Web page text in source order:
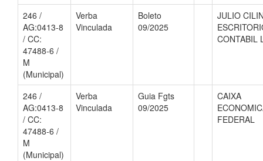
246 /
AG:0413-8
/ CC:
47488-6 /
M
(Municipal)
Verba
Vinculada
Boleto
09/2025
JULIO
CONTABIL
246 /
AG:0413-8
/ CC:
47488-6 /
M
(Municipal)
Verba
Vinculada
Guia Fgts
09/2025
CAIXA
FEDERAL